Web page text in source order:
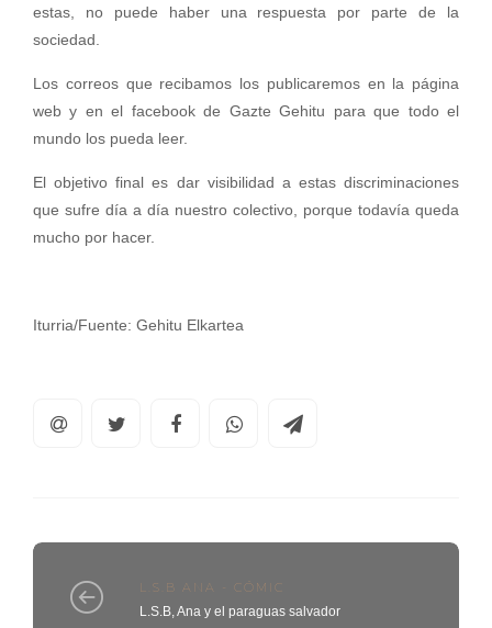
estas, no puede haber una respuesta por parte de la
sociedad.
Los correos que recibamos los publicaremos en la página
web y en el facebook de Gazte Gehitu para que todo el
mundo los pueda leer.
El objetivo final es dar visibilidad a estas discriminaciones
que sufre día a día nuestro colectivo, porque todavía queda
mucho por hacer.
Iturria/Fuente: Gehitu Elkartea
L.S.B ANA - CÓMIC
L.S.B, Ana y el paraguas salvador